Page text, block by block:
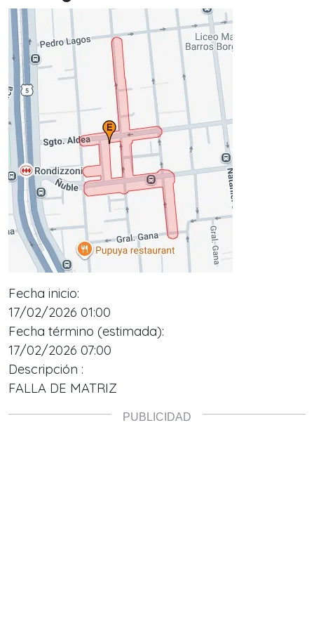
Fecha inicio:
17/02/2026 01:00
Fecha término (estimada):
17/02/2026 07:00
Descripción :
FALLA DE MATRIZ